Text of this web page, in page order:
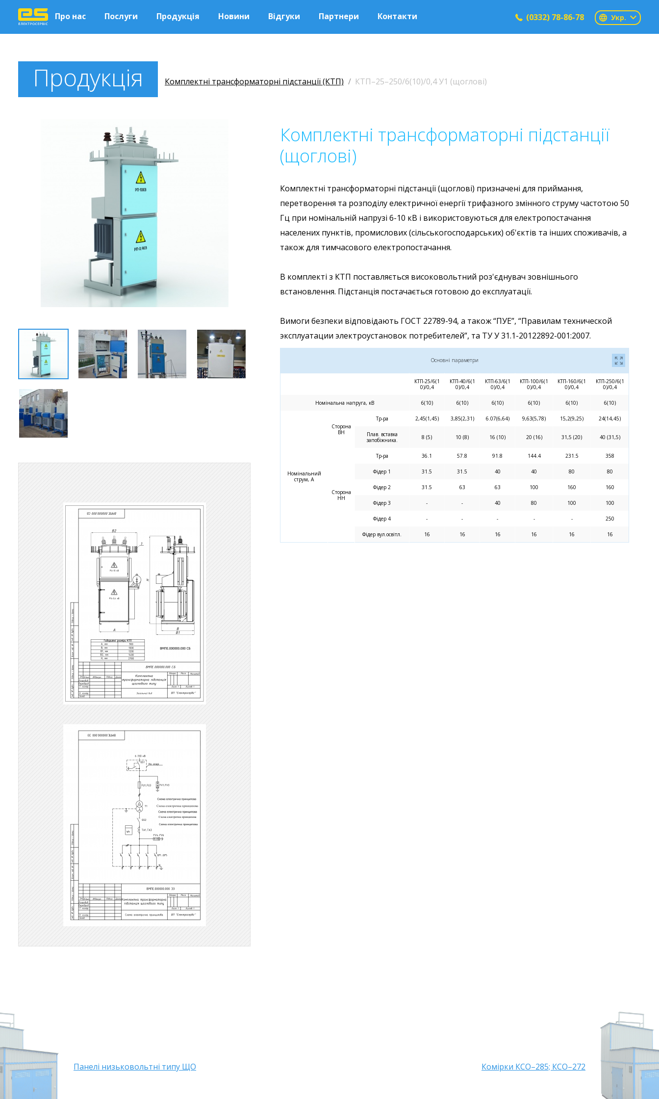
Про нас Послуги Продукція Новини Відгуки Партнери Контакти (0332) 78-86-78 Укр.
Продукція Комплектні трансформаторні підстанції (КТП) КТП–25–250/6(10)/0,4 У1 (щоглові)
Комплектні трансформаторні підстанції
(щоглові)
Комплектні трансформаторні підстанції (щоглові) призначені для приймання,
перетворення та розподілу електричної енергії трифазного змінного струму частотою 50
Гц при номінальній напрузі 6-10 кВ і використовуються для електропостачання
населених пунктів, промислових (сільськогосподарських) об'єктів та інших споживачів, а
також для тимчасового електропостачання.
В комплекті з КТП поставляється високовольтний роз'єднувач зовнішнього
встановлення. Підстанція постачається готовою до експлуатації.
Вимоги безпеки відповідають ГОСТ 22789-94, а також “ПУЕ”, “Правилам технической
эксплуатации электроустановок потребителей”, та ТУ У 31.1-20122892-001:2007.
Основні параметри
КТП-25/6(1
0)/0,4
КТП-40/6(1
0)/0,4
КТП-63/6(1
0)/0,4
КТП-100/6(1
0)/0,4
КТП-160/6(1
0)/0,4
КТП-250/6(1
0)/0,4
Номінальна напруга, кВ 6(10) 6(10) 6(10) 6(10) 6(10) 6(10)
Номінальний
струм, А
Сторона
ВН
Тр-ра 2,45(1,45) 3,85(2,31) 6.07(6,64) 9,63(5,78) 15,2(9,25) 24(14,45)
Плав. вставка
запобіжника.
8 (5) 10 (8) 16 (10) 20 (16) 31,5 (20) 40 (31,5)
Сторона
НН
Тр-ра 36.1 57.8 91.8 144.4 231.5 358
Фідер 1 31.5 31.5 40 40 80 80
Фідер 2 31.5 63 63 100 160 160
Фідер 3 - - 40 80 100 100
Фідер 4 - - - - - 250
Фідер вул.освітл. 16 16 16 16 16 16
Панелі низьковольтні типу ЩО Комірки КСО–285; КСО–272